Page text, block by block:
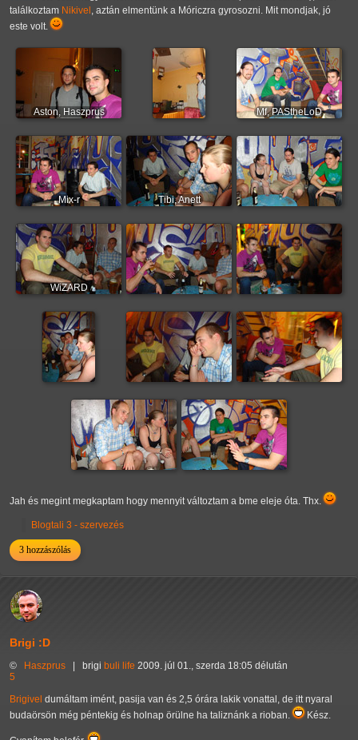
találkoztam Nikivel , aztán elmentünk a Móriczra gyrosozni. Mit mondjak, jó
este volt.
Aston, Haszprus Mf, PAStheLoD
Mix-r Tibi, Anett
WiZARD
Jah és megint megkaptam hogy mennyit változtam a bme eleje óta. Thx.
Blogtali 3 - szervezés
3 hozzászólás
Brigi :D
© Haszprus brigi buli life 2009. júl 01., szerda 18:05 délután
5
Brigivel dumáltam imént, pasija van és 2,5 órára lakik vonattal, de itt nyaral
budaörsön még péntekig és holnap örülne ha taliznánk a rioban.
Kész.